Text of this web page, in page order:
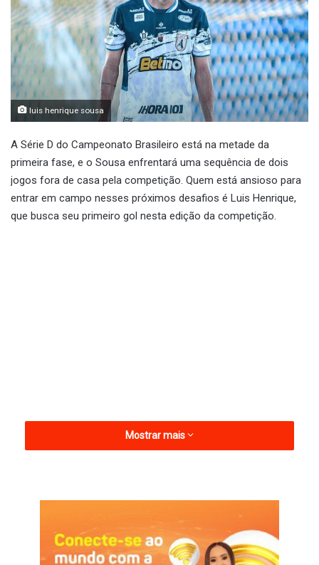
luis henrique sousa
A Série D do Campeonato Brasileiro está na metade da
primeira fase, e o Sousa enfrentará uma sequência de dois
jogos fora de casa pela competição. Quem está ansioso para
entrar em campo nesses próximos desafios é Luis Henrique,
que busca seu primeiro gol nesta edição da competição.
O atacante ressaltou a necessidade de balançar as redes para,
assim, além de diminuir a pressão pessoal, ajudar o
Dinossauro a conquistar os seus primeiros pontos longe do
Mostrar mais